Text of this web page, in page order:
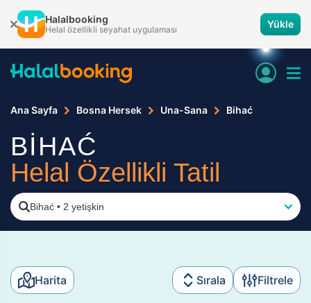
Halalbooking
Helal özellikli seyahat uygulaması Yükle
Ana Sayfa Bosna Hersek Una-Sana Bihać
BİHAĆ
Helal Özellikli Tatil
Bihać • 2 yetişkin
Harita Sırala Filtrele